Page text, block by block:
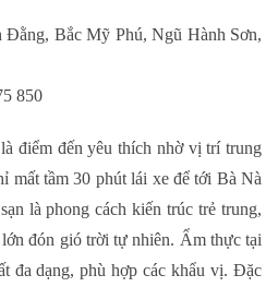
Bắc Mỹ Phú, Ngũ Hành Sơn,
850
điểm đến yêu thích nhờ vị trí trung
mất tầm 30 phút lái xe để tới Bà Nà
là phong cách kiến trúc trẻ trung,
đón gió trời tự nhiên. Ẩm thực tại
đa dạng, phù hợp các khẩu vị. Đặc